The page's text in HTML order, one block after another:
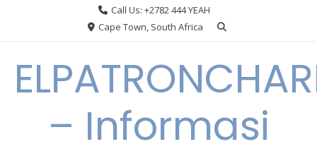
Call Us: +2782 444 YEAH
Cape Town, South Africa
– Informasi